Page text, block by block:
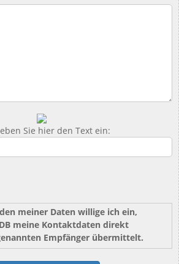
Sie hier den Text ein:
meiner Daten willige ich ein,
meine Kontaktdaten direkt
Empfänger übermittelt.